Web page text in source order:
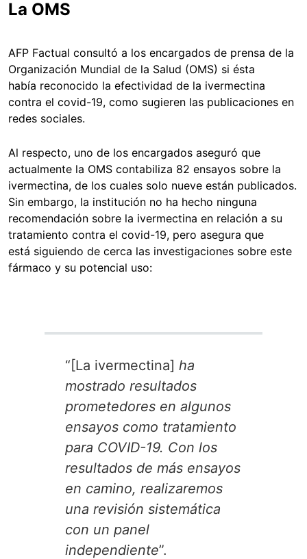
La OMS
AFP Factual consultó a los encargados de prensa de la
Organización Mundial de la Salud (OMS) si ésta
había reconocido la efectividad de la ivermectina
contra el covid-19, como sugieren las publicaciones en
redes sociales.
Al respecto, uno de los encargados aseguró que
actualmente la OMS contabiliza 82 ensayos sobre la
ivermectina, de los cuales solo nueve están publicados.
Sin embargo, la institución no ha hecho ninguna
recomendación sobre la ivermectina en relación a su
tratamiento contra el covid-19, pero asegura que
está siguiendo de cerca las investigaciones sobre este
fármaco y su potencial uso:
“[La ivermectina] ha
mostrado resultados
prometedores en algunos
ensayos como tratamiento
para COVID-19. Con los
resultados de más ensayos
en camino, realizaremos
una revisión sistemática
con un panel
independiente”.